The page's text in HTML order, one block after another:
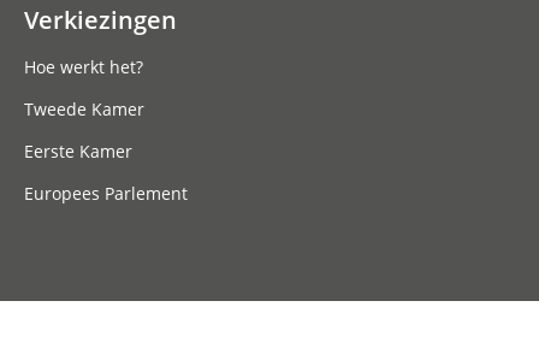
Verkiezingen
Hoe werkt het?
Tweede Kamer
Eerste Kamer
Europees Parlement